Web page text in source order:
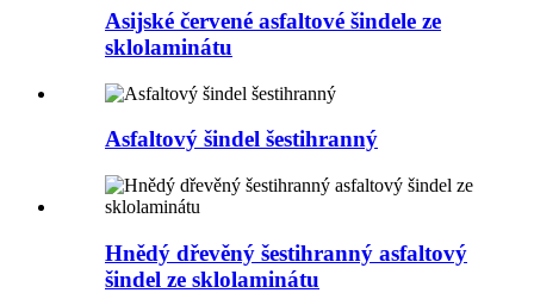
Asijské červené asfaltové šindele ze
sklolaminátu
Asfaltový šindel šestihranný
Hnědý dřevěný šestihranný asfaltový
šindel ze sklolaminátu